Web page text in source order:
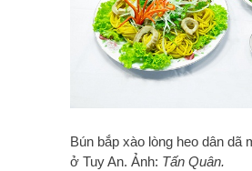
Bún bắp xào lòng heo dân dã
ở Tuy An. Ảnh: Tấn Quân.